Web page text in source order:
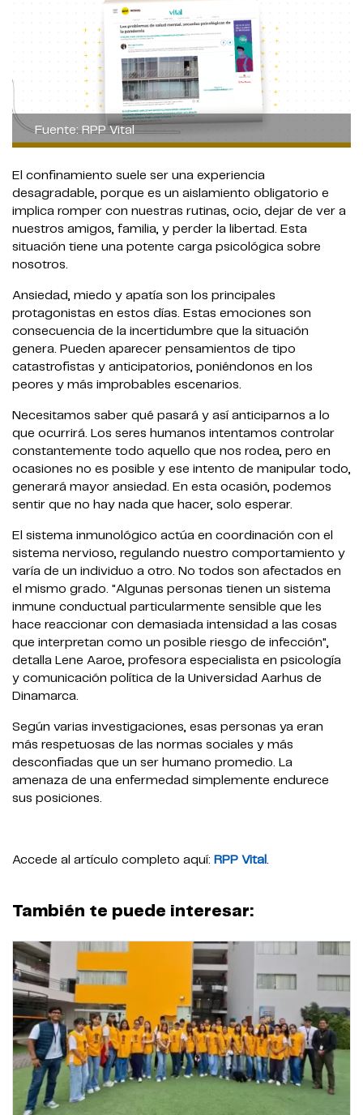
Fuente: RPP Vital
El confinamiento suele ser una experiencia
desagradable, porque es un aislamiento obligatorio e
implica romper con nuestras rutinas, ocio, dejar de ver a
nuestros amigos, familia, y perder la libertad. Esta
situación tiene una potente carga psicológica sobre
nosotros.
Ansiedad, miedo y apatía son los principales
protagonistas en estos días. Estas emociones son
consecuencia de la incertidumbre que la situación
genera. Pueden aparecer pensamientos de tipo
catastrofistas y anticipatorios, poniéndonos en los
peores y más improbables escenarios.
Necesitamos saber qué pasará y así anticiparnos a lo
que ocurrirá. Los seres humanos intentamos controlar
constantemente todo aquello que nos rodea, pero en
ocasiones no es posible y ese intento de manipular todo,
generará mayor ansiedad. En esta ocasión, podemos
sentir que no hay nada que hacer, solo esperar.
El sistema inmunológico actúa en coordinación con el
sistema nervioso, regulando nuestro comportamiento y
varía de un individuo a otro. No todos son afectados en
el mismo grado. "Algunas personas tienen un sistema
inmune conductual particularmente sensible que les
hace reaccionar con demasiada intensidad a las cosas
que interpretan como un posible riesgo de infección",
detalla Lene Aaroe, profesora especialista en psicología
y comunicación política de la Universidad Aarhus de
Dinamarca.
Según varias investigaciones, esas personas ya eran
más respetuosas de las normas sociales y más
desconfiadas que un ser humano promedio. La
amenaza de una enfermedad simplemente endurece
sus posiciones.
Accede al artículo completo aquí: RPP Vital .
También te puede interesar: